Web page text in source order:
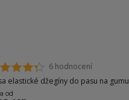
6 hodnocení
elastické džegíny do pasu na gumu
od